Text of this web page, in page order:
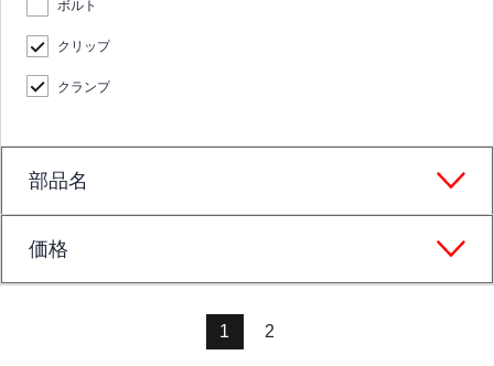
ボルト
クリップ
クランプ
部品名
価格
1 2